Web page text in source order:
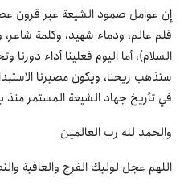
إن عوامل صمود الشيعة عبر قرون
قلم عالم، ودماء شهيد، وكلمة
السلام)، أما اليوم فعلينا أداء دورنا
ستذهب ريحنا، ويكون مصيرنا
في تأريخ جهاد الشيعة المستمر منذ
والحمد لله رب العالمين
اللهم عجل لوليك الفرج والعافية